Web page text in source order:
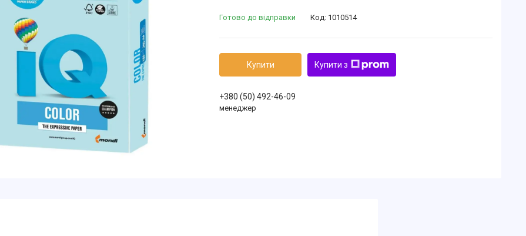
Готово до відправки Код: 1010514
Купити Купити з
+380 (50) 492-46-09
менеджер